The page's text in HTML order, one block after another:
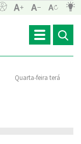
Toggle
navigation
Quarta-feira terá